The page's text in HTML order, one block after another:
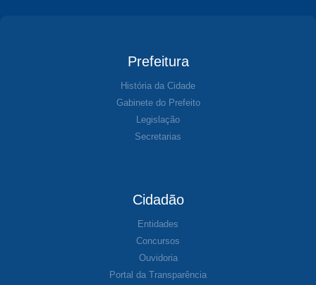
Prefeitura
História da Cidade
Gabinete do Prefeito
Legislação
Secretarias
Cidadão
Entidades
Concursos
Ouvidoria
Portal da Transparência